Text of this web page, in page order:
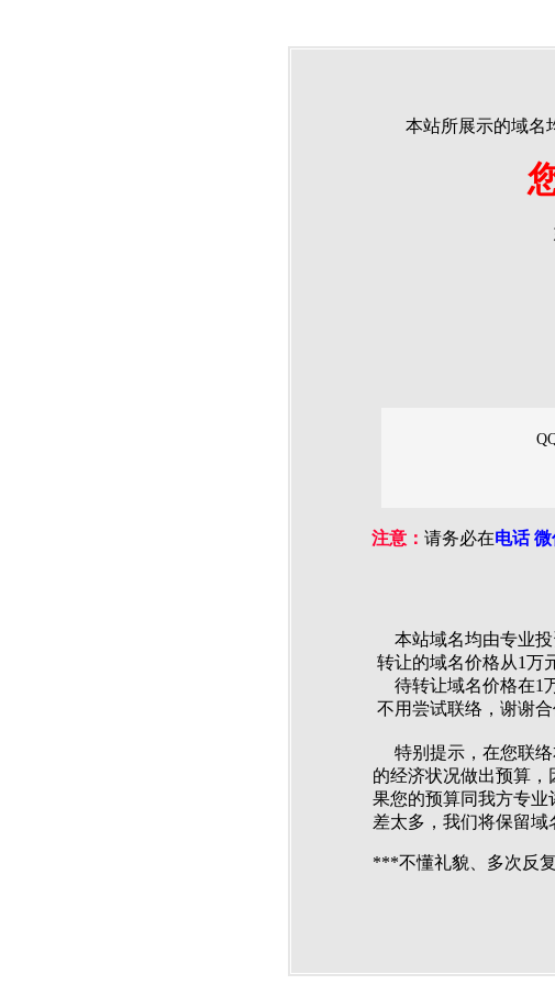
本站所展示的域名
注意： 请务必在电话
本站域名均由专业投
转让的域名价格从1万
待转让域名价格在1
不用尝试联络，谢谢合
特别提示，在您联络
的经济状况做出预算
果您的预算同我方专
差太多，我们将保留域
***不懂礼貌、多次反